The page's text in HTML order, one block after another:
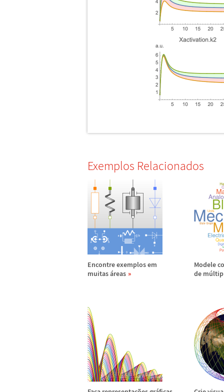
Exemplos Relacionados
Encontre exemplos em
muitasáreas
Modele
de mú